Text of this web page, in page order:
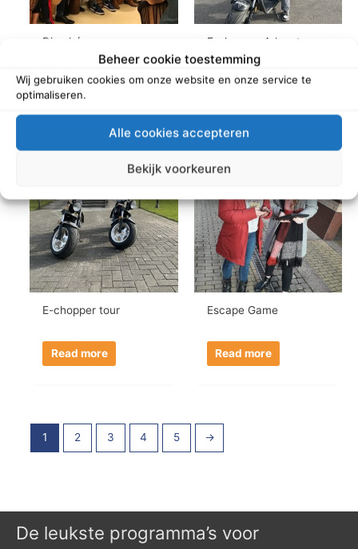
Beheer cookie toestemming
Wij gebruiken cookies om onze website en onze service te
optimaliseren.
Alle cookies accepteren
Bekijk voorkeuren
Djembé
Read more
E-chopper Adventure
Read more
E-chopper tour
Read more
Escape Game
Read more
1 2 3 4 5 →
De leukste programma’s voor